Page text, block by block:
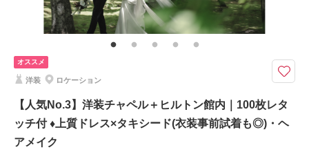
1.5時間撮影料、全データ色味補正、撮影場所までの移動費用・撮影申請
料、衣装事前試着、新婦様ヘアメイク、新郎新婦小物、会場専属ウェディン
グプランナーとのお打合せ ※アテンド同行＋27,500円、和装へ変更の場合+
33,000円
緑に包まれたヒルトンの独立型チャペルと厳選された軽井沢の人気ロケーシ
ョンフォトが叶う贅沢プラン
『チャペル×軽井沢らしさ』2つのロケーションで残す本格ウェディングフ
ォト。ヒルトン日本初進出Curio（キュリオ）ブランドのプライベートラグ
ジュアリーホテルの白を基調したチャペルフォトに、タリアセンなどの軽井
オススメ
洋装 ロケーション
【人気No.3】洋装チャペル＋ヒルトン館内｜100枚レタ
ッチ付 ♦上質ドレス×タキシード(衣装事前試着も◎)・ヘ
アメイク